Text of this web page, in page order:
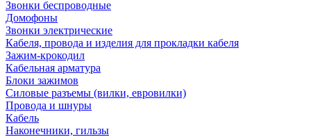
Звонки беспроводные
Домофоны
Звонки электрические
Кабеля, провода и изделия для прокладки кабеля
Зажим-крокодил
Кабельная арматура
Блоки зажимов
Силовые разъемы (вилки, евровилки)
Провода и шнуры
Кабель
Наконечники, гильзы